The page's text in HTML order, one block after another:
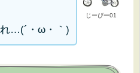
じーぴー01
…(´・ω・｀)